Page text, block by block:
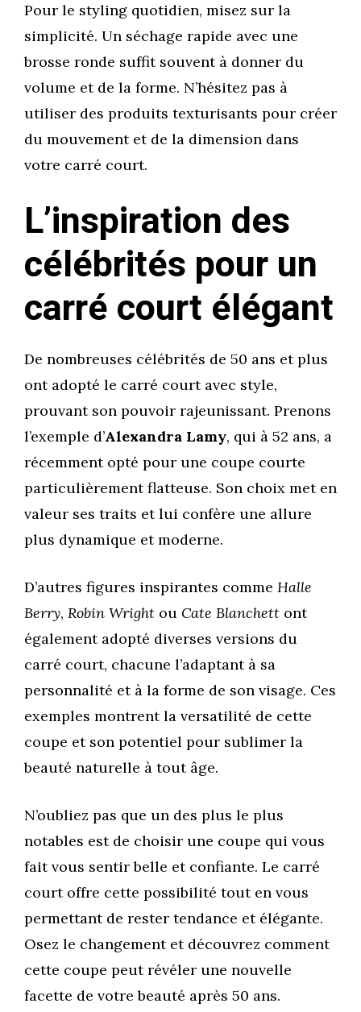
Pour le styling quotidien, misez sur la
simplicité. Un séchage rapide avec une
brosse ronde suffit souvent à donner du
volume et de la forme. N’hésitez pas à
utiliser des produits texturisants pour créer
du mouvement et de la dimension dans
votre carré court.
L’inspiration des
célébrités pour un
carré court élégant
De nombreuses célébrités de 50 ans et plus
ont adopté le carré court avec style,
prouvant son pouvoir rajeunissant. Prenons
l’exemple d’Alexandra Lamy, qui à 52 ans, a
récemment opté pour une coupe courte
particulièrement flatteuse. Son choix met en
valeur ses traits et lui confère une allure
plus dynamique et moderne.
D’autres figures inspirantes comme Halle
Berry, Robin Wright ou Cate Blanchett ont
également adopté diverses versions du
carré court, chacune l’adaptant à sa
personnalité et à la forme de son visage. Ces
exemples montrent la versatilité de cette
coupe et son potentiel pour sublimer la
beauté naturelle à tout âge.
N’oubliez pas que un des plus le plus
notables est de choisir une coupe qui vous
fait vous sentir belle et confiante. Le carré
court offre cette possibilité tout en vous
permettant de rester tendance et élégante.
Osez le changement et découvrez comment
cette coupe peut révéler une nouvelle
facette de votre beauté après 50 ans.